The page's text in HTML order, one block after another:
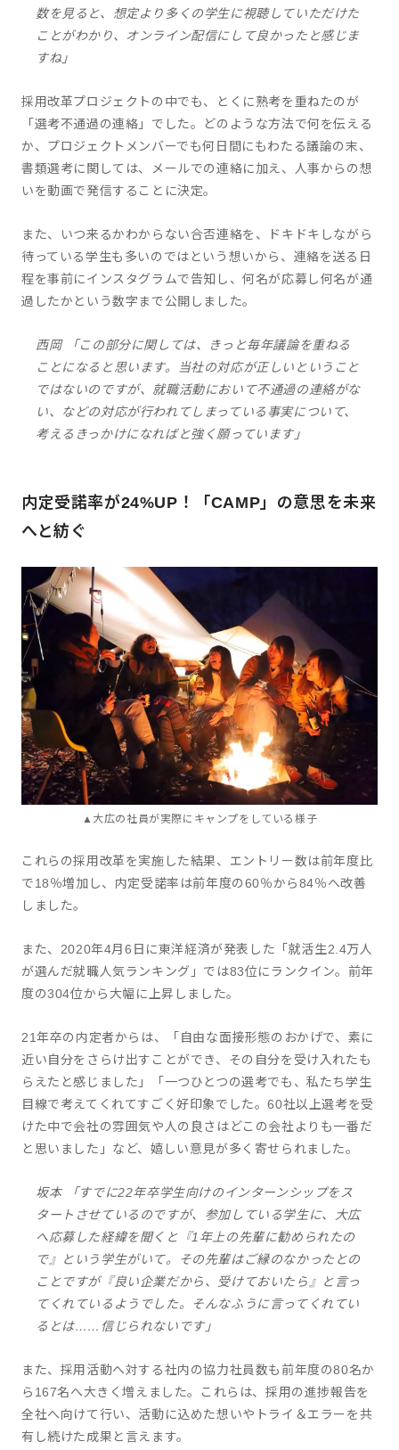
数を見ると、想定より多くの学生に視聴していただけた
ことがわかり、オンライン配信にして良かったと感じま
すね」
採用改革プロジェクトの中でも、とくに熟考を重ねたのが
「選考不通過の連絡」でした。どのような方法で何を伝える
か、プロジェクトメンバーでも何日間にもわたる議論の末、
書類選考に関しては、メールでの連絡に加え、人事からの想
いを動画で発信することに決定。
また、いつ来るかわからない合否連絡を、ドキドキしながら
待っている学生も多いのではという想いから、連絡を送る日
程を事前にインスタグラムで告知し、何名が応募し何名が通
過したかという数字まで公開しました。
西岡 「この部分に関しては、きっと毎年議論を重ねる
ことになると思います。当社の対応が正しいということ
ではないのですが、就職活動において不通過の連絡がな
い、などの対応が行われてしまっている事実について、
考えるきっかけになればと強く願っています」
内定受諾率が24%UP！「CAMP」の意思を未来
へと紡ぐ
▲大広の社員が実際にキャンプをしている様子
これらの採用改革を実施した結果、エントリー数は前年度比
で18％増加し、内定受諾率は前年度の60％から84％へ改善
しました。
また、2020年4月6日に東洋経済が発表した「就活生2.4万人
が選んだ就職人気ランキング」では83位にランクイン。前年
度の304位から大幅に上昇しました。
21年卒の内定者からは、「自由な面接形態のおかげで、素に
近い自分をさらけ出すことができ、その自分を受け入れたも
らえたと感じました」「一つひとつの選考でも、私たち学生
目線で考えてくれてすごく好印象でした。60社以上選考を受
けた中で会社の雰囲気や人の良さはどこの会社よりも一番だ
と思いました」など、嬉しい意見が多く寄せられました。
坂本 「すでに22年卒学生向けのインターンシップをス
タートさせているのですが、参加している学生に、大広
へ応募した経緯を聞くと『1年上の先輩に勧められたの
で』という学生がいて。その先輩はご縁のなかったとの
ことですが『良い企業だから、受けておいたら』と言っ
てくれているようでした。そんなふうに言ってくれてい
るとは……信じられないです」
また、採用活動へ対する社内の協力社員数も前年度の80名か
ら167名へ大きく増えました。これらは、採用の進捗報告を
全社へ向けて行い、活動に込めた想いやトライ＆エラーを共
有し続けた成果と言えます。